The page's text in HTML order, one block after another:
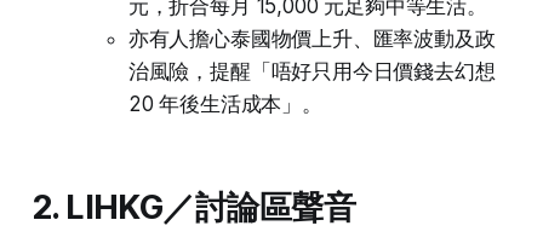
元，折合每月 15,000 元足夠中等生活。
亦有人擔心泰國物價上升、匯率波動及政
治風險，提醒「唔好只用今日價錢去幻想
20 年後生活成本」。
2. LIHKG／討論區聲音